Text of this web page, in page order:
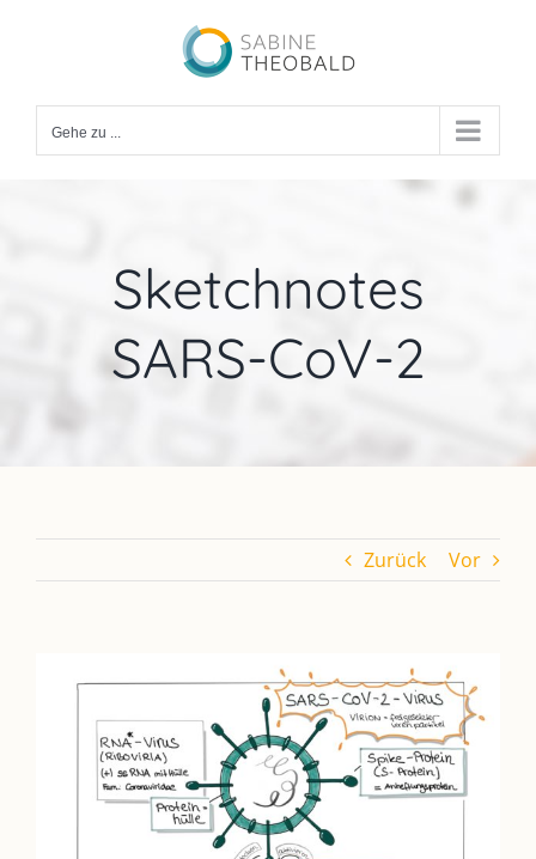
Gehe zu ...
Sketchnotes
SARS-CoV-2
Zurück Vor